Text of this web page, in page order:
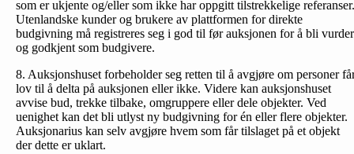
som er ukjente og/eller som ikke har oppgitt tilstrekkelige referanser.
Utenlandske kunder og brukere av plattformen for direkte
budgivning må registreres seg i god til før auksjonen for å bli
og godkjent som budgivere.
8. Auksjonshuset forbeholder seg retten til å avgjøre om personer
lov til å delta på auksjonen eller ikke. Videre kan auksjonshuset
avvise bud, trekke tilbake, omgruppere eller dele objekter. Ved
uenighet kan det bli utlyst ny budgivning for én eller flere objekter.
Auksjonarius kan selv avgjøre hvem som får tilslaget på et objekt
der dette er uklart.